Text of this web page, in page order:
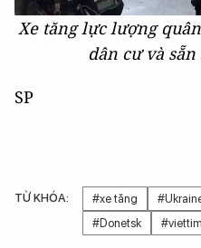
Xe tăng lực lượng
dân cư và
SP
TỪ KHÓA: #xe tăng
#Donetsk